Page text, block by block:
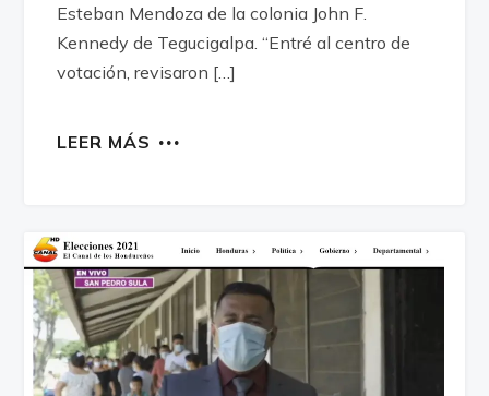
Esteban Mendoza de la colonia John F.
Kennedy de Tegucigalpa. “Entré al centro de
votación, revisaron […]
LEER MÁS